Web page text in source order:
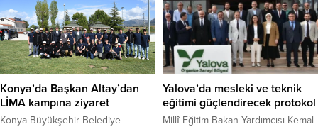
Konya’da Başkan Altay’dan
LİMA kampına ziyaret
Konya Büyükşehir Belediye
Yalova’da mesleki ve teknik
eğitimi güçlendirecek protokol
Millî Eğitim Bakan Yardımcısı Kemal